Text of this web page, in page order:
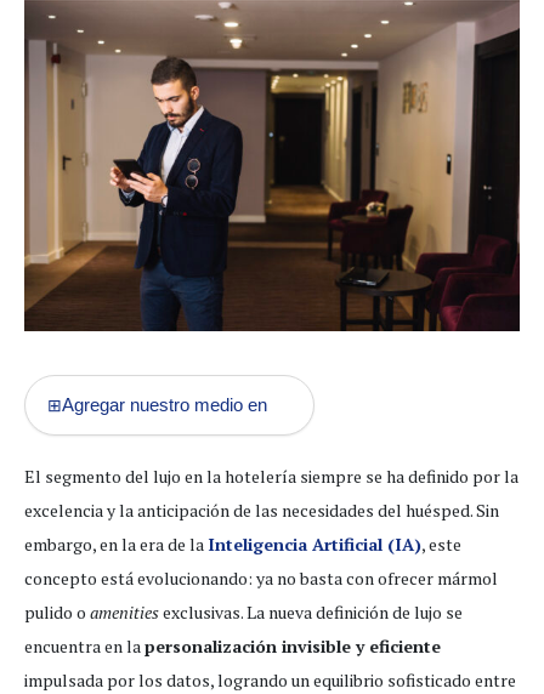
⊞Agregar nuestro medio en
El segmento del lujo en la hotelería siempre se ha definido por la
excelencia y la anticipación de las necesidades del huésped. Sin
embargo, en la era de la Inteligencia Artificial (IA), este
concepto está evolucionando: ya no basta con ofrecer mármol
pulido o amenitiesexclusivas. La nueva definición de lujo se
encuentra en la personalización invisible y eficiente
impulsada por los datos, logrando un equilibrio sofisticado entre